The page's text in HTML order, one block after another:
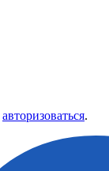
авторизоваться.